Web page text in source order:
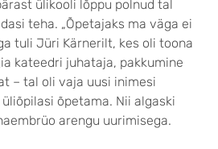
ülikooli lõppu polnud tal
teha. „Õpetajaks ma väga ei
tuli Jüri Kärnerilt, kes oli toona
kateedri juhataja, pakkumine
– tal oli vaja uusi inimesi
õpetama. Nii algaski
arengu uurimisega.